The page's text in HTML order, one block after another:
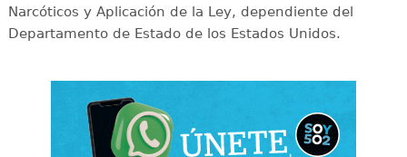
Narcóticos y Aplicación de la Ley, dependiente del
Departamento de Estado de los Estados Unidos.